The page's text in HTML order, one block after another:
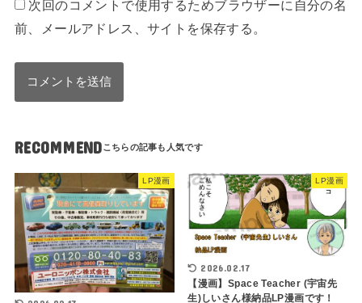
次回のコメントで使用するためブラウザーに自分の名
前、メールアドレス、サイトを保存する。
RECOMMEND
LP漫画 LP漫画
2026.02.17
【漫画】Space Teacher (宇宙先
生)しいさん様納品LP漫画です！